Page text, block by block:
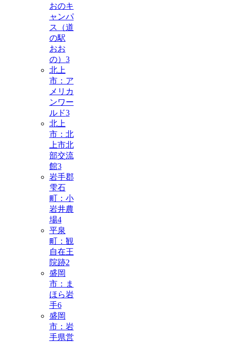
おのキ
ャンパ
ス（道
の駅
おお
の） 3
北上
市：ア
メリカ
ンワー
ルド3
北上
市：北
上市北
部交流
館3
岩手郡
雫石
町：小
岩井農
場4
平泉
町：観
自在王
院跡2
盛岡
市：ま
ほら岩
手6
盛岡
市：岩
手県営